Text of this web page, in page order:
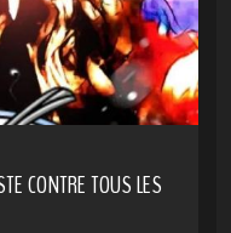
CONTRE TOUS LES